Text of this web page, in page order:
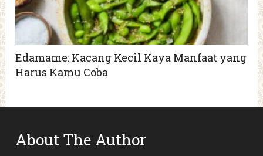
Edamame: Kacang Kecil Kaya Manfaat yang
Harus Kamu Coba
About The Author